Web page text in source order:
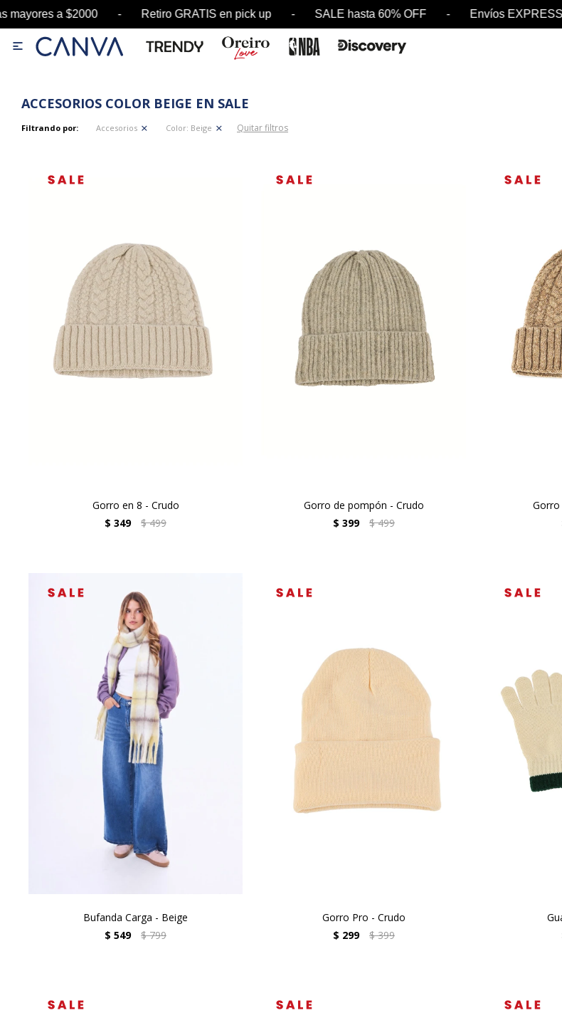
a $2000 - Retiro GRATIS en pick up - SALE hasta 60% OFF - Envíos EXPRESS y

ACCESORIOS COLOR BEIGE EN SALE
Filtrando por: Accesorios Color: Beige Quitar filtros
Gorro en 8 - Crudo
$ 349 $ 499
Gorro de pompón - Crudo
$ 399 $ 499
Bufanda Carga - Beige
$ 549 $ 799
Gorro Pro - Crudo
$ 299 $ 399